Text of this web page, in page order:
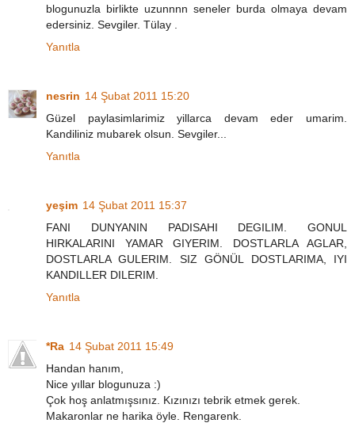
blogunuzla birlikte uzunnnn seneler burda olmaya devam
edersiniz. Sevgiler. Tülay .
Yanıtla
nesrin 14 Şubat 2011 15:20
Güzel paylasimlarimiz yillarca devam eder umarim.
Kandiliniz mubarek olsun. Sevgiler...
Yanıtla
yeşim 14 Şubat 2011 15:37
FANI DUNYANIN PADISAHI DEGILIM. GONUL
HIRKALARINI YAMAR GIYERIM. DOSTLARLA AGLAR,
DOSTLARLA GULERIM. SIZ GÖNÜL DOSTLARIMA, IYI
KANDILLER DILERIM.
Yanıtla
*Ra 14 Şubat 2011 15:49
Handan hanım,
Nice yıllar blogunuza :)
Çok hoş anlatmışsınız. Kızınızı tebrik etmek gerek.
Makaronlar ne harika öyle. Rengarenk.